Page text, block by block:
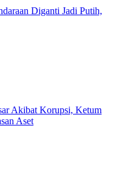
Diganti Jadi Putih,
Akibat Korupsi, Ketum
Aset